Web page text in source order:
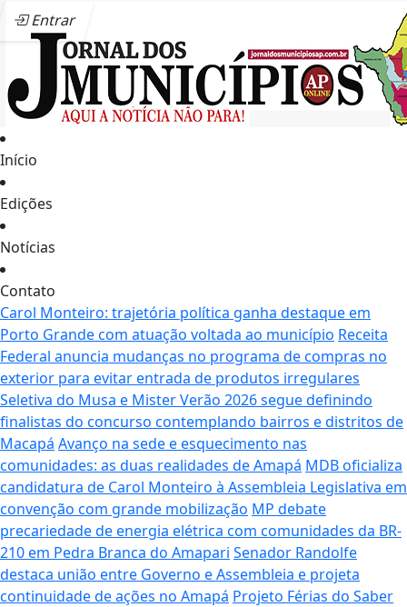
Entrar
Início
Edições
Notícias
Contato
Carol Monteiro: trajetória política ganha destaque em
Porto Grande com atuação voltada ao município Receita
Federal anuncia mudanças no programa de compras no
exterior para evitar entrada de produtos irregulares
Seletiva do Musa e Mister Verão 2026 segue definindo
finalistas do concurso contemplando bairros e distritos de
Macapá Avanço na sede e esquecimento nas
comunidades: as duas realidades de Amapá MDB oficializa
candidatura de Carol Monteiro à Assembleia Legislativa em
convenção com grande mobilização MP debate
precariedade de energia elétrica com comunidades da BR-
210 em Pedra Branca do Amapari Senador Randolfe
destaca união entre Governo e Assembleia e projeta
continuidade de ações no Amapá Projeto Férias do Saber